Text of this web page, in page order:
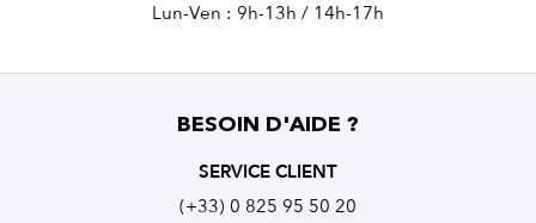
Lun-Ven : 9h-13h / 14h-17h
BESOIN D'AIDE ?
SERVICE CLIENT
(+33) 0 825 95 50 20